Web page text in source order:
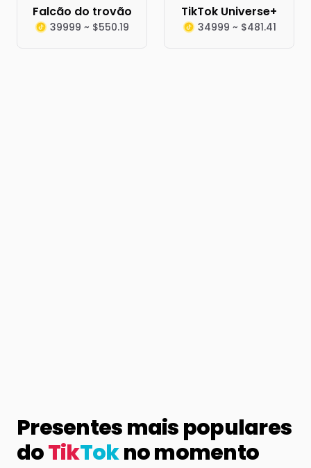
Falcão do trovão
39999 ~ $550.19
TikTok Universe+
34999 ~ $481.41
Presentes mais populares
doTikTokno momento